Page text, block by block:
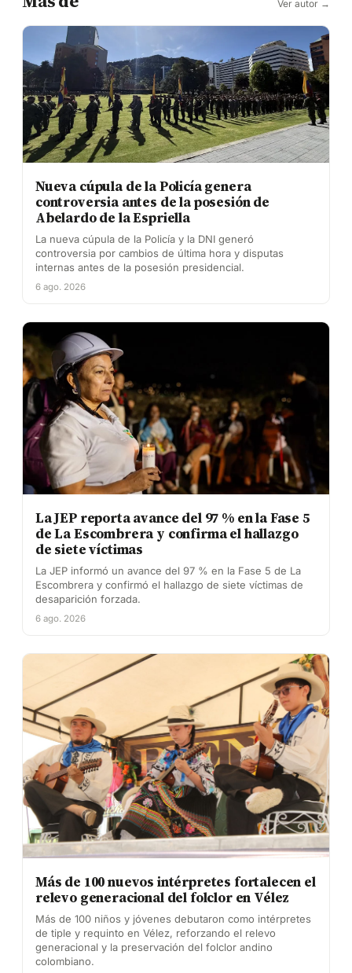
Ver autor →
Nueva cúpula de la Policía genera
controversia antes de la posesión de
Abelardo de la Espriella
La nueva cúpula de la Policía y la DNI generó
controversia por cambios de última hora y disputas
internas antes de la posesión presidencial.
6 ago. 2026
La JEP reporta avance del 97 % en la Fase 5
de La Escombrera y confirma el hallazgo
de siete víctimas
La JEP informó un avance del 97 % en la Fase 5 de La
Escombrera y confirmó el hallazgo de siete víctimas de
desaparición forzada.
6 ago. 2026
Más de 100 nuevos intérpretes fortalecen el
relevo generacional del folclor en Vélez
Más de 100 niños y jóvenes debutaron como intérpretes
de tiple y requinto en Vélez, reforzando el relevo
generacional y la preservación del folclor andino
colombiano.